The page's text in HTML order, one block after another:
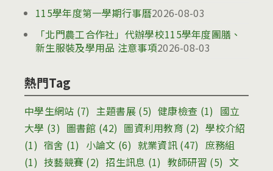
115學年度第一學期行事曆2026-08-03
「北門農工合作社」代辦學校115學年度團膳、
新生服裝及學用品 注意事項2026-08-03
熱門Tag
中學生網站 (7) 主題書展(5) 健康檢查 (1) 國立
大學 (3) 圖書館 (42) 圖資利用教育 (2) 學校介紹
(1) 宿舍 (1) 小論文 (6) 就業資訊 (47) 庶務組
(1) 技藝競賽 (2) 招生訊息 (1) 教師研習 (5) 文